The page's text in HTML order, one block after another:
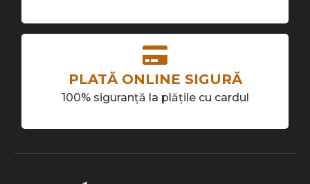
PLATĂ ONLINE SIGURĂ
100% siguranță la plățile cu cardul